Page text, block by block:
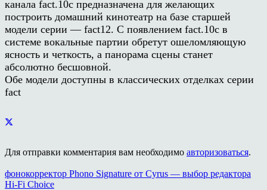
канала fact.10c предназначена для желающих
построить домашний кинотеатр на базе старшей
модели серии — fact12. С появлением fact.10c в
системе вокальные партии обретут ошеломляющую
ясность и четкость, а панорама сцены станет
абсолютно бесшовной.
Обе модели доступны в классических отделках серии
fact
Для отправки комментария вам необходимо авторизоваться.
фонокорректор Phono Signature от Cyrus — выбор редактора
Hi-Fi Choice